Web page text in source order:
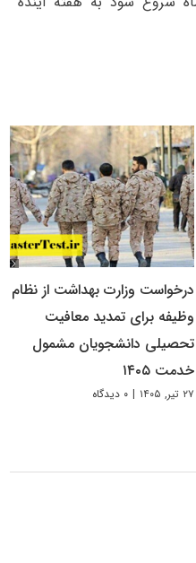
درخواست وزارت بهداشت از نظام
وظیفه برای تمدید معافیت
تحصیلی دانشجویان مشمول
خدمت ۱۴۰۵
۲۷ تیر, ۱۴۰۵ | ۰ دیدگاه